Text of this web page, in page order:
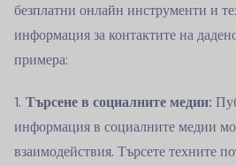
безплатни онлайн инструменти и
информация за контактите на
примера:
Търсене в социалните медии:
информация в социалните медии
взаимодействия. Търсете техните